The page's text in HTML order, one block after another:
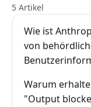
5 Artikel
Wie ist
von
Warum
"Output